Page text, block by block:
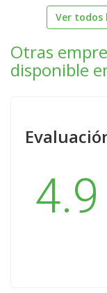
Ver todos
Otras
disponible
4.9